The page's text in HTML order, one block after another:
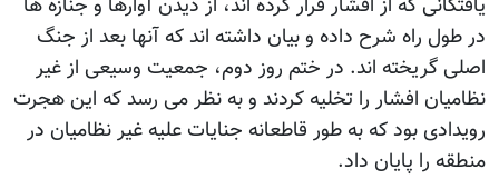
یافتگانی که از افشار فرار کرده اند، از دیدن آوارها و جنازه ها
در طول راه شرح داده و بیان داشته اند که آنها بعد از جنگ
اصلی گریخته اند. در ختم روز دوم، جمعیت وسیعی از غیر
نظامیان افشار را تخلیه کردند و به نظر می رسد که این هجرت
رویدادی بود که به طور قاطعانه جنایات علیه غیر نظامیان در
منطقه را پایان داد.